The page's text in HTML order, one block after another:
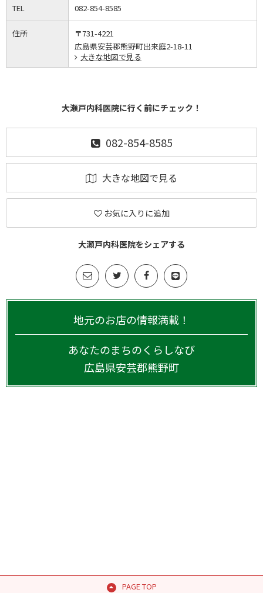
TEL 082-854-8585
住所
〒731-4221
広島県安芸郡熊野町出来庭2-18-11
大きな地図で見る
大瀬戸内科医院に行く前にチェック！
082-854-8585
大きな地図で見る
お気に入りに追加
大瀬戸内科医院をシェアする
地元のお店の情報満載！
あなたのまちのくらしなび
広島県安芸郡熊野町
PAGE TOP